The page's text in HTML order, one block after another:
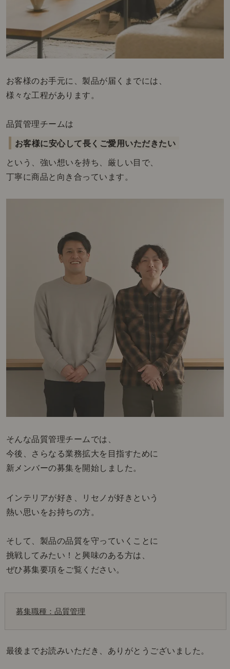
お客様のお手元に、製品が届くまでには、
様々な工程があります。
品質管理チームは
お客様に安心して長くご愛用いただきたい
という、強い想いを持ち、厳しい目で、
丁寧に商品と向き合っています。
そんな品質管理チームでは、
今後、さらなる業務拡大を目指すために
新メンバーの募集を開始しました。
インテリアが好き、リセノが好きという
熱い思いをお持ちの方。
そして、製品の品質を守っていくことに
挑戦してみたい！と興味のある方は、
ぜひ募集要項をご覧ください。
募集職種：品質管理
最後までお読みいただき、ありがとうございました。